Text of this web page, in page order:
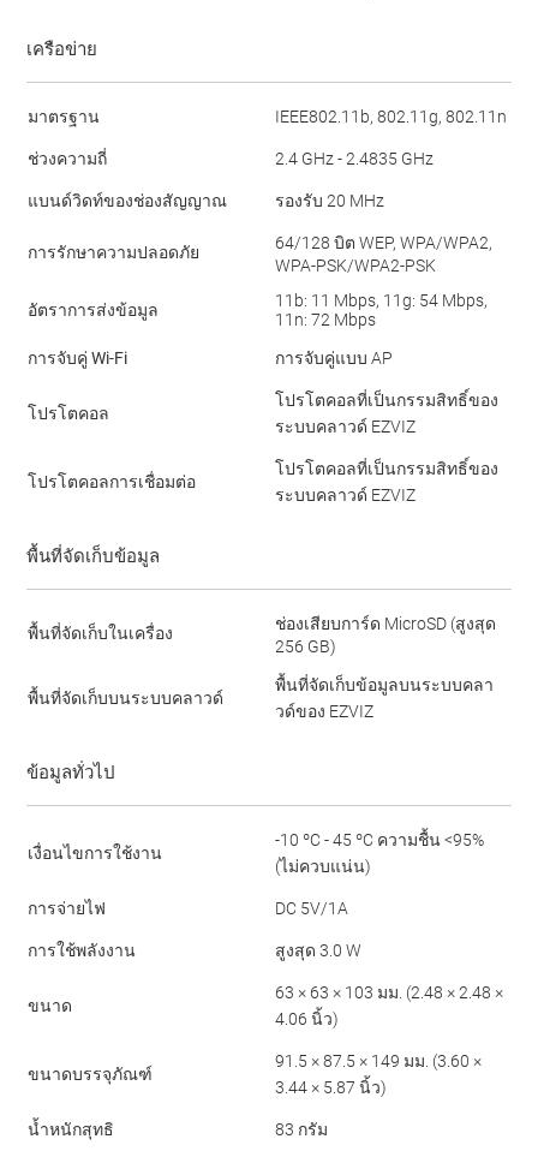
เครือข่าย
มาตรฐาน IEEE802.11b, 802.11g, 802.11n
ช่วงความถี่ 2.4 GHz - 2.4835 GHz
แบนด์วิดท์ของช่องสัญญาณ รองรับ 20 MHz
การรักษาความปลอดภัย
64/128 บิต WEP, WPA/WPA2,
WPA-PSK/WPA2-PSK
อัตราการส่งข้อมูล
11b: 11 Mbps, 11g: 54 Mbps,
11n: 72 Mbps
การจับคู่ Wi-Fi
การจับคู่แบบ AP
โปรโตคอล
โปรโตคอลที่เป็นกรรมสิทธิ์ของ
ระบบคลาวด์ EZVIZ
โปรโตคอลการเชื่อมต่อ
โปรโตคอลที่เป็นกรรมสิทธิ์ของ
ระบบคลาวด์ EZVIZ
พื้นที่จัดเก็บข้อมูล
พื้นที่จัดเก็บในเครื่อง
ช่องเสียบการ์ด MicroSD (สูงสุด
256 GB)
พื้นที่จัดเก็บบนระบบคลาวด์
พื้นที่จัดเก็บข้อมูลบนระบบคลา
วด์ของ EZVIZ
ข้อมูลทั่วไป
เงื่อนไขการใช้งาน
-10 ºC - 45 ºC ความชื้น <95%
(ไม่ควบแน่น)
การจ่ายไฟ DC 5V/1A
การใช้พลังงาน สูงสุด 3.0 W
ขนาด
63 × 63 × 103 มม. (2.48 × 2.48 ×
4.06 นิ้ว)
ขนาดบรรจุภัณฑ์
91.5 × 87.5 × 149 มม. (3.60 ×
3.44 × 5.87 นิ้ว)
น้ำหนักสุทธิ 83 กรัม